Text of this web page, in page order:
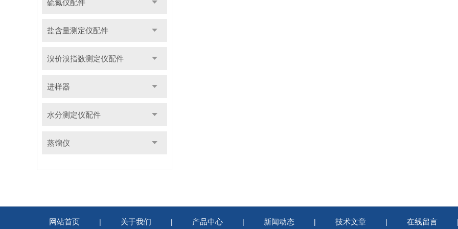
硫氮仪配件
盐含量测定仪配件
溴价溴指数测定仪配件
进样器
水分测定仪配件
蒸馏仪
网站首页 | 关于我们 | 产品中心 | 新闻动态 | 技术文章 | 在线留言